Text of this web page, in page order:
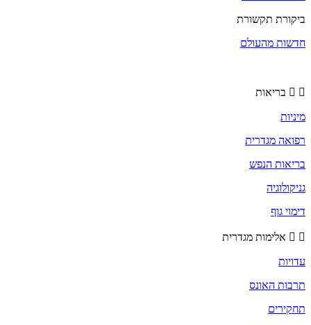
ביקורת תקשורת
חדשות מהעולם
בריאות
מיניות
רפואה מגדרית
בריאות הנפש
גניקולוגיה
דימוי גוף
אלימות מגדרית
עדויות
תרבות האונס
תחקירים